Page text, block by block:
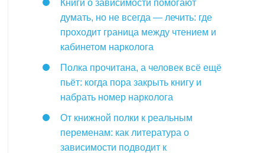
Книги о зависимости помогают
думать, но не всегда — лечить: где
проходит граница между чтением и
кабинетом нарколога
Полка прочитана, а человек всё ещё
пьёт: когда пора закрыть книгу и
набрать номер нарколога
От книжной полки к реальным
переменам: как литература о
зависимости подводит к